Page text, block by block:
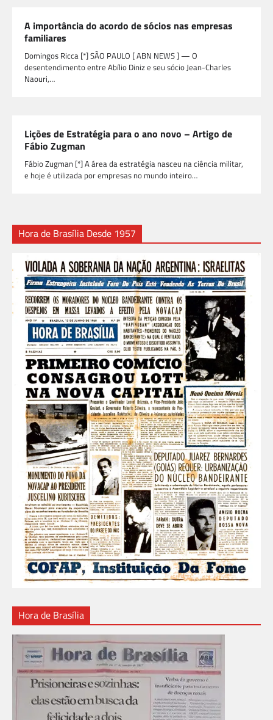
A importância do acordo de sócios nas empresas
familiares
Domingos Ricca [*] SÃO PAULO [ ABN NEWS ] — O
desentendimento entre Abílio Diniz e seu sócio Jean-Charles
Naouri,…
Lições de Estratégia para o ano novo – Artigo de
Fábio Zugman
Fábio Zugman [*] A área da estratégia nasceu na ciência militar,
e hoje é utilizada por empresas no mundo inteiro…
Hora de Brasília Desde 1957
Hora de Brasília